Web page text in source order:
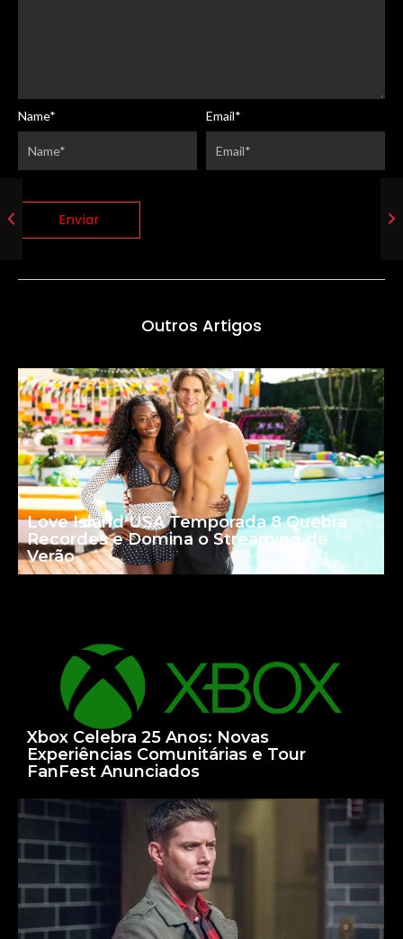
Name* Email*
Outros Artigos
Love Island USA Temporada 8 Quebra
Recordes e Domina o Streaming de
Verão
Xbox Celebra 25 Anos: Novas
Experiências Comunitárias e Tour
FanFest Anunciados